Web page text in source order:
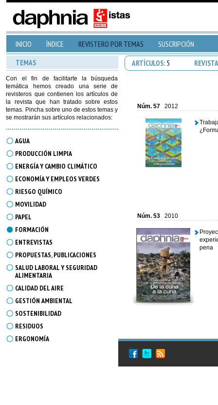
INICIO ÍNDICE REVISTERO POR TEMAS SUSCRIPCIÓN
TEMAS
Con el fin de facilitarte la búsqueda
temática hemos creado una serie de
revisteros que contienen los artículos de
la revista que han tratado sobre estos
temas. Pincha sobre uno de estos temas y
se mostrarán sus artículos relacionados:
AGUA
PRODUCCIÓN LIMPIA
ENERGÍA Y CAMBIO CLIMÁTICO
ECONOMÍA Y EMPLEOS VERDES
RIESGO QUÍMICO
MOVILIDAD
PAPEL
FORMACIÓN
ENTREVISTAS
PROPUESTAS, PUBLICACIONES
SALUD LABORAL Y SEGURIDAD
ALIMENTARIA
CALIDAD DEL AIRE
GESTIÓN AMBIENTAL
SOSTENIBILIDAD
RESIDUOS
ERGONOMÍA
ARTÍCULOS: 5
Núm. 57 2012
Núm. 53 2010
pena